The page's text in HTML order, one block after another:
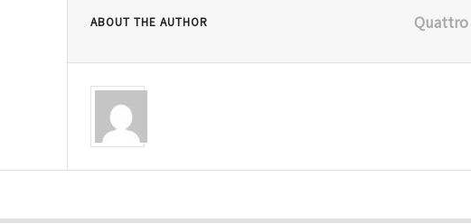
ABOUT THE AUTHOR Quattro